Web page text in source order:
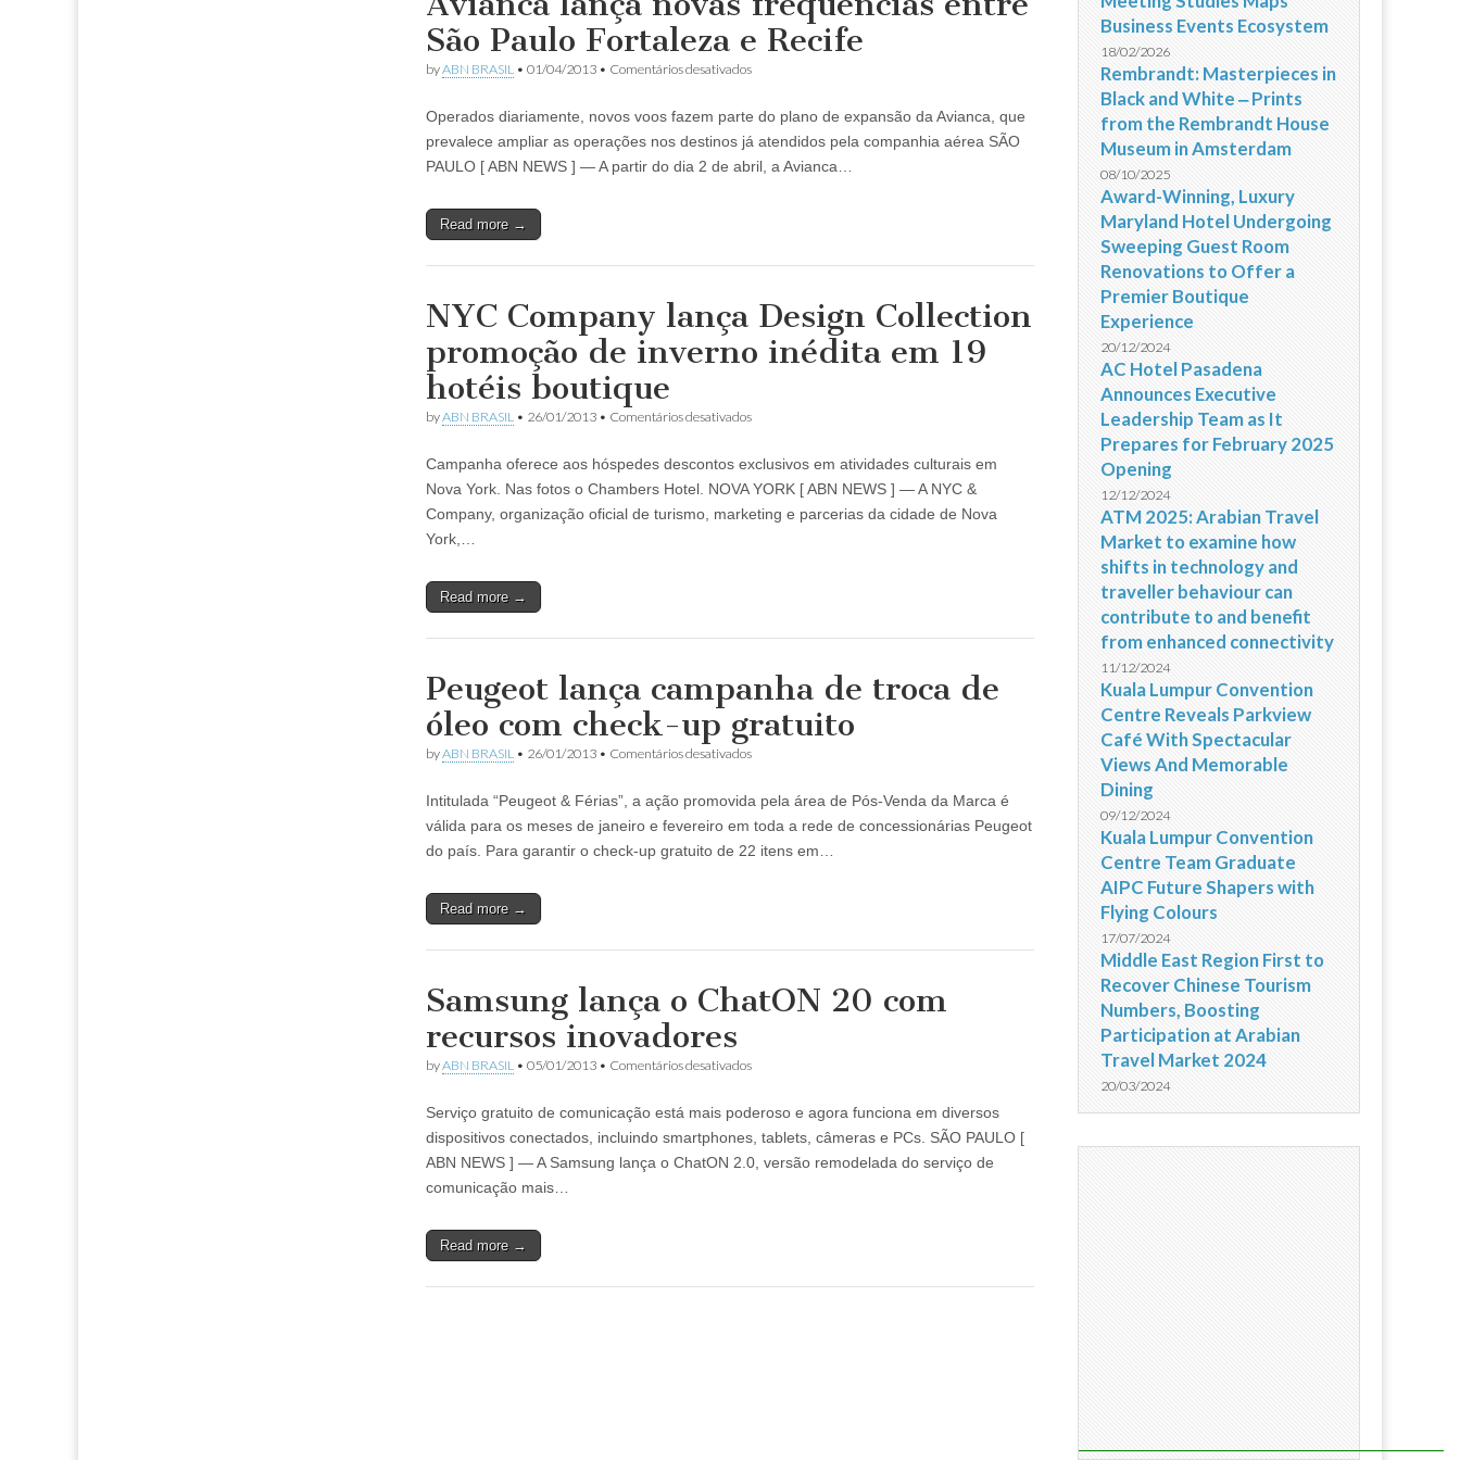
São Paulo Fortaleza e Recife
byABN BRASIL • 01/04/2013 • Comentários desativadosem
novas
frequências
São
Operados diariamente, novos voos fazem parte do plano de expansão da Avianca, que
prevalece ampliar as operações nos destinos já atendidos pela companhia aérea SÃO
PAULO [ ABN NEWS ] — A partir do dia 2 de abril, a Avianca…
Read more →
NYC Company lança Design Collection
promoção de inverno inédita em 19
hotéis boutique
byABN BRASIL • 26/01/2013 • Comentários desativadosem
lança
Design
Collection
promoção
boutique
Campanha oferece aos hóspedes descontos exclusivos em atividades culturais em
Nova York. Nas fotos o Chambers Hotel. NOVA YORK [ ABN NEWS ] — A NYC &
Company, organização oficial de turismo, marketing e parcerias da cidade de Nova
York,…
Read more →
Peugeot lança campanha de troca de
óleo com check-up gratuito
byABN BRASIL • 26/01/2013 • Comentários desativadosem
campanha
de
de
Intitulada “Peugeot & Férias”, a ação promovida pela área de Pós-Venda da Marca é
válida para os meses de janeiro e fevereiro em toda a rede de concessionárias Peugeot
do país. Para garantir o check-up gratuito de 22 itens em…
Read more →
Samsung lança o ChatON 20 com
recursos inovadores
byABN BRASIL • 05/01/2013 • Comentários desativadosem
o
ChatON
com
Serviço gratuito de comunicação está mais poderoso e agora funciona em diversos
dispositivos conectados, incluindo smartphones, tablets, câmeras e PCs. SÃO PAULO [
ABN NEWS ] — A Samsung lança o ChatON 2.0, versão remodelada do serviço de
comunicação mais…
Read more →
Business Events Ecosystem
18/02/2026
Rembrandt: Masterpieces in
Black and White ‒ Prints
from the Rembrandt House
Museum in Amsterdam
08/10/2025
Award-Winning, Luxury
Maryland Hotel Undergoing
Sweeping Guest Room
Renovations to Offer a
Premier Boutique
Experience
20/12/2024
AC Hotel Pasadena
Announces Executive
Leadership Team as It
Prepares for February 2025
Opening
12/12/2024
ATM 2025: Arabian Travel
Market to examine how
shifts in technology and
traveller behaviour can
contribute to and benefit
from enhanced connectivity
11/12/2024
Kuala Lumpur Convention
Centre Reveals Parkview
Café With Spectacular
Views And Memorable
Dining
09/12/2024
Kuala Lumpur Convention
Centre Team Graduate
AIPC Future Shapers with
Flying Colours
17/07/2024
Middle East Region First to
Recover Chinese Tourism
Numbers, Boosting
Participation at Arabian
Travel Market 2024
20/03/2024